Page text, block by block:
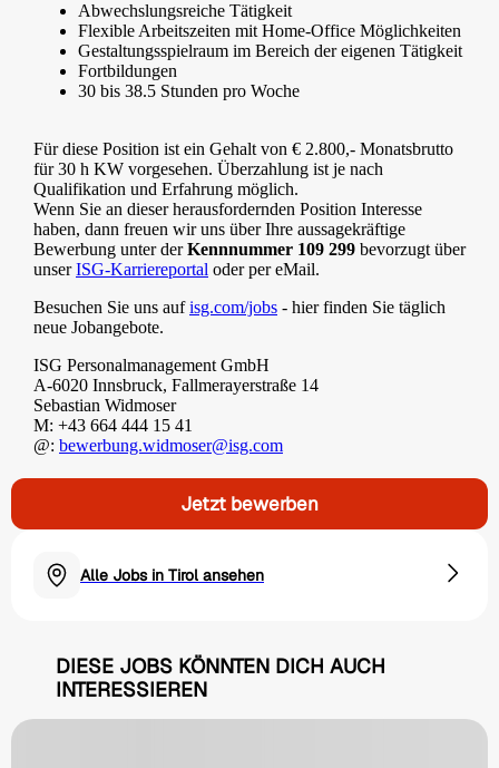
Abwechslungsreiche Tätigkeit
Flexible Arbeitszeiten mit Home-Office Möglichkeiten
Gestaltungsspielraum im Bereich der eigenen Tätigkeit
Fortbildungen
30 bis 38.5 Stunden pro Woche
Für diese Position ist ein Gehalt von € 2.800,- Monatsbrutto
für 30 h KW vorgesehen. Überzahlung ist je nach
Qualifikation und Erfahrung möglich.
Wenn Sie an dieser herausfordernden Position Interesse
haben, dann freuen wir uns über Ihre aussagekräftige
Bewerbung unter derKennnummer 109 299 bevorzugt über
unserISG-Karriereportal oder per eMail.
Besuchen Sie uns aufisg.com/jobs - hier finden Sie täglich
neue Jobangebote.
ISG Personalmanagement GmbH
A-6020 Innsbruck, Fallmerayerstraße 14
Sebastian Widmoser
M: +43 664 444 15 41
@: bewerbung.widmoser@isg.com
Jetzt bewerben
Alle Jobs in Tirol ansehen
DIESE JOBS KÖNNTEN DICH AUCH
INTERESSIEREN